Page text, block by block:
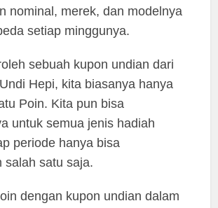
nominal, merek, dan modelnya
setiap minggunya.
sebuah kupon undian dari
Hepi, kita biasanya hanya
Poin. Kita pun bisa
untuk semua jenis hadiah
periode hanya bisa
salah satu saja.
dengan kupon undian dalam